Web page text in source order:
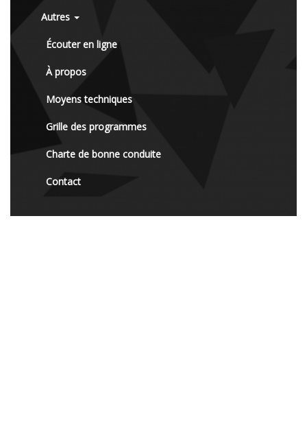
Autres
Écouter en ligne
À propos
Moyens techniques
Grille des programmes
Charte de bonne conduite
Contact